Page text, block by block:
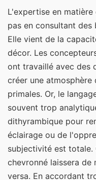
L'expertise en
pas en consultant des
Elle vient de la
décor. Les
ont travaillé avec des
créer une atmosphère
primales. Or, le
souvent trop
dithyrambique pour
éclairage ou de
subjectivité est
chevronné laissera
versa. En accordant